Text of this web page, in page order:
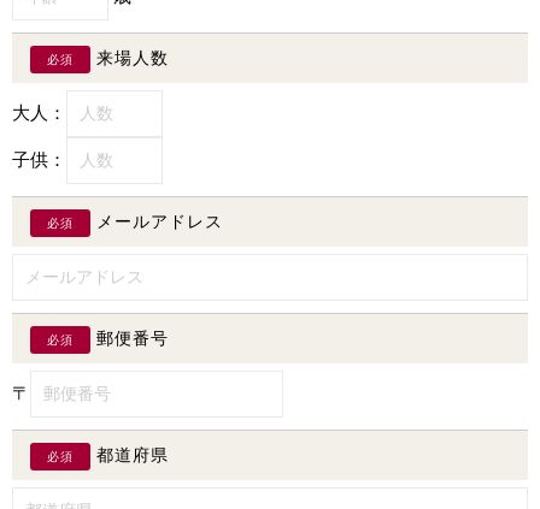
必須 来場人数
大人：
子供：
必須 メールアドレス
必須 郵便番号
〒
必須 都道府県